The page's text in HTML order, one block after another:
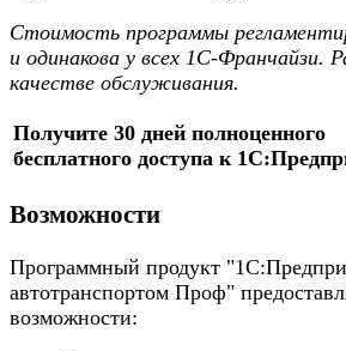
Стоимость программы
и одинакова у всех 1С-Франчайзи.
качестве обслуживания.
Получите 30 дней полноценного
бесплатного доступа к
Возможности
Программный продукт
автотранспортом Проф"
возможности: